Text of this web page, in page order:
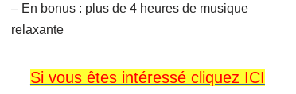
– En bonus : plus de 4 heures de musique
relaxante
Si vous êtes intéressé cliquez ICI